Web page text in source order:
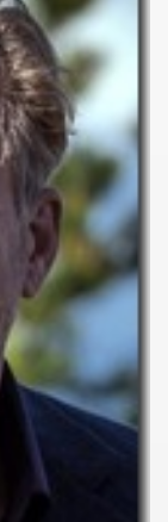
2013.
di Carlos
milioni di
tetraplegico
incastrare
2013.